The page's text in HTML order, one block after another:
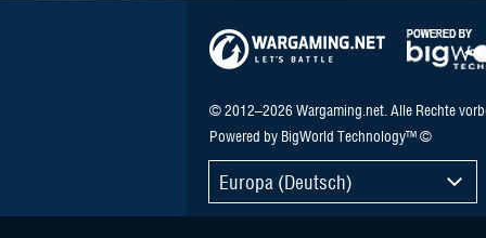
© 2012–2026 Wargaming.net. Alle Rechte
Powered by BigWorld Technology™ ©
Europa (Deutsch)